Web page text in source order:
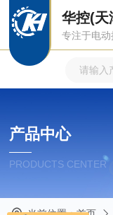
华控(天
专注于电
产品中心
PRODUCTS CENTER